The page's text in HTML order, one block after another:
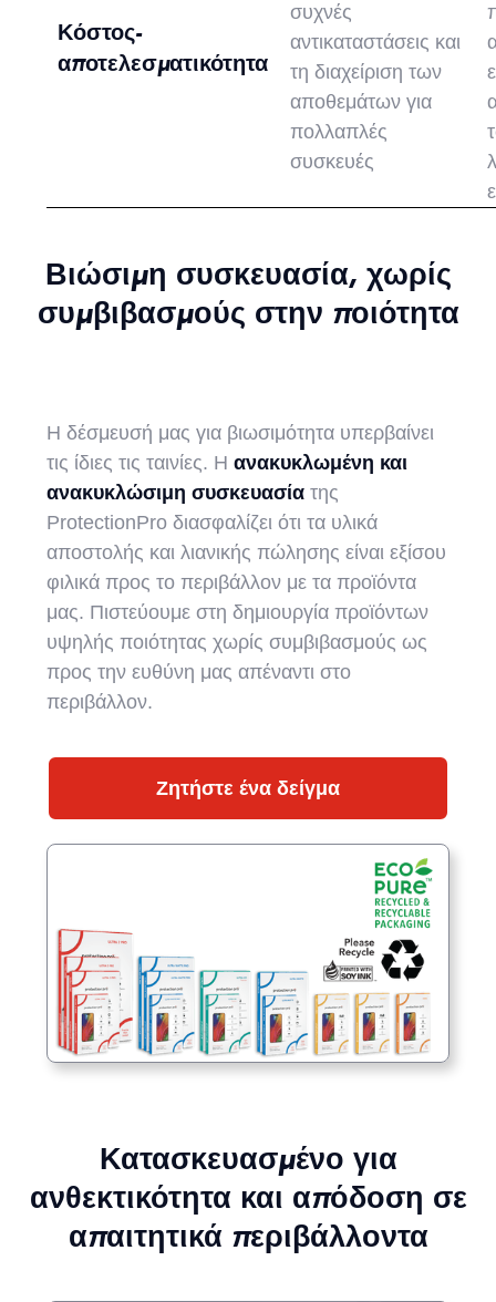
Κόστος-
αποτελεσματικότητα
συχνές
αντικαταστάσεις και
τη διαχείριση των
αποθεμάτων για
πολλαπλές
συσκευές
Βιώσιμη συσκευασία, χωρίς
συμβιβασμούς στην ποιότητα
Η δέσμευσή μας για βιωσιμότητα υπερβαίνει
τις ίδιες τις ταινίες. Ηανακυκλωμένη και
ανακυκλώσιμη συσκευασία της
ProtectionPro διασφαλίζει ότι τα υλικά
αποστολής και λιανικής πώλησης είναι εξίσου
φιλικά προς το περιβάλλον με τα προϊόντα
μας. Πιστεύουμε στη δημιουργία προϊόντων
υψηλής ποιότητας χωρίς συμβιβασμούς ως
προς την ευθύνη μας απέναντι στο
περιβάλλον.
Ζητήστε ένα δείγμα
Κατασκευασμένο για
ανθεκτικότητα και απόδοση σε
απαιτητικά περιβάλλοντα